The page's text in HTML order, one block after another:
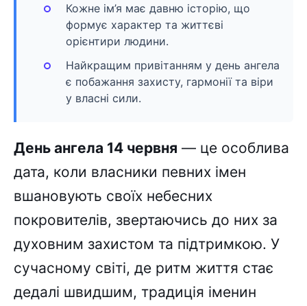
Кожне ім’я має давню історію, що
формує характер та життєві
орієнтири людини.
Найкращим привітанням у день ангела
є побажання захисту, гармонії та віри
у власні сили.
День ангела 14 червня — це особлива
дата, коли власники певних імен
вшановують своїх небесних
покровителів, звертаючись до них за
духовним захистом та підтримкою. У
сучасному світі, де ритм життя стає
дедалі швидшим, традиція іменин